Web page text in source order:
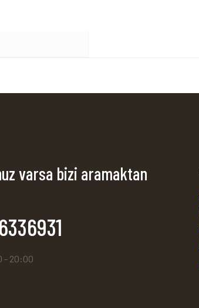
varsa bizi aramaktan
- 20:00